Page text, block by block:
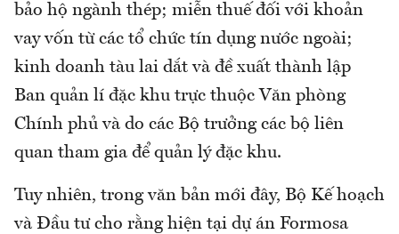
bảo hộ ngành thép; miễn thuế đối với khoản
vay vốn từ các tổ chức tín dụng nước ngoài;
kinh doanh tàu lai dắt và đề xuất thành lập
Ban quản lí đặc khu trực thuộc Văn phòng
Chính phủ và do các Bộ trưởng các bộ liên
quan tham gia để quản lý đặc khu.
Tuy nhiên, trong văn bản mới đây, Bộ Kế hoạch
và Đầu tư cho rằng hiện tại dự án Formosa